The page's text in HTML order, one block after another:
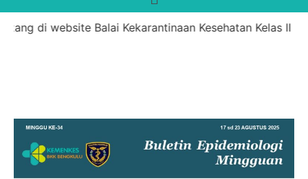
di website Balai Kekarantinaan Kesehatan Kelas II